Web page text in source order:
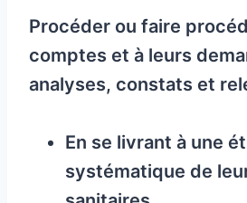
Procéder ou faire
comptes et à leurs
analyses, constats et
En se livrant à une
systématique de